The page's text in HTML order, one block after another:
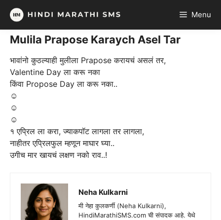
Skip
content
Menu
Mulila Prapose Karaych Asel Tar
भावांनो कुठल्याही मुलीला Prapose करायचं असलं तर,
Valentine Day ला करू नका
किंवा Propose Day ला करू नका..
☺
☺
☺
१ एप्रिल ला करा, ज्याकपॉट लागला तर लागला,
नाहीतर एप्रिलफुल म्हणून माघार घ्या..
उगीच मार खायचं लक्षण नको राव..!
Neha Kulkarni
मी नेहा कुलकर्णी (Neha Kulkarni),
HindiMarathiSMS.com ची संपादक आहे. येथे